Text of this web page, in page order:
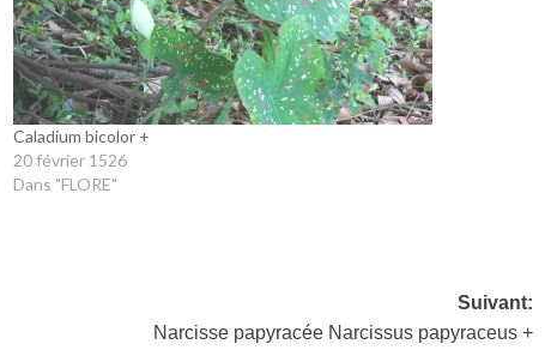
Caladium bicolor +
20 février 1526
Dans "FLORE"
Suivant:
Narcisse papyracée Narcissus papyraceus +